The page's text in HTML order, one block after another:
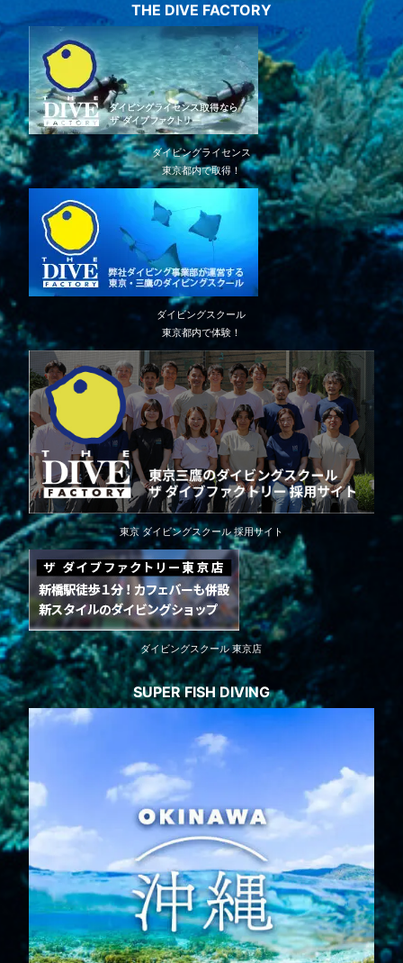
THE DIVE FACTORY
ダイビングライセンス
東京都内で取得！
ダイビングスクール
東京都内で体験！
東京 ダイビングスクール 採用サイト
ダイビングスクール 東京店
SUPER FISH DIVING